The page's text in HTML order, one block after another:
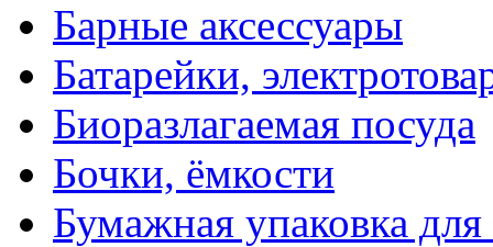
Барные аксессуары
Батарейки,
Биоразлагаемая посуда
Бочки, ёмкости
Бумажная упаковка